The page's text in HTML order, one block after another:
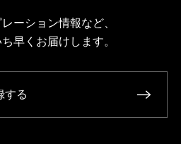
ーション情報など、
早くお届けします。
する